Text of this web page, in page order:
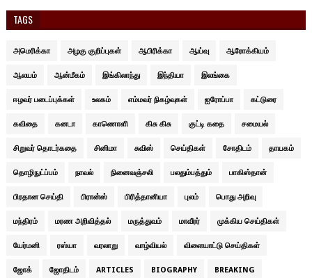
TAGS
அமெரிக்கா அழகு குறிப்புகள் ஆபிரிக்கா ஆய்வு ஆரோக்கியம்
ஆலயம் ஆன்மீகம் இங்கிலாந்து இந்தியா இலங்கை
ஈழவர் படைப்புக்கள் உலகம் எம்மவர் நிகழ்வுகள் ஐரோப்பா கட்டுரை
கவிதை கனடா காணொளி கிசு கிசு குட்டி கதை சமையல்
சிறுவர் தொடர்கதை சினிமா சுவிஸ் செய்திகள் சோதிடம் தாயகம்
தொழிநுட்ப்பம் நாவல் நினைவஞ்சலி பலதும்பத்தும் பாகிஸ்தான்
பிரதான செய்தி பிரான்ஸ் பிரித்தானியா புலம் பொது அறிவு
மந்திரம் மரண அறிவித்தல் மருத்துவம் மாவீரர் முக்கிய செய்திகள்
யேர்மனி ரஸ்யா வரலாறு வாழ்வியல் விளையாட்டு செய்திகள்
ஜோக் ஜோதிடம் ARTICLES BIOGRAPHY BREAKING